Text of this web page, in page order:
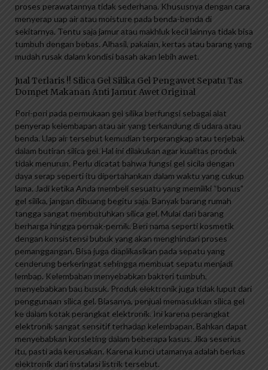
proses perawatannya tidak sederhana. Khususnya dengan cara
menyerap uap air atau moisture pada benda-benda di
sekitarnya. Tentu saja jamur atau makhluk kecil lainnya tidak bisa
tumbuh dengan bebas. Alhasil, pakaian, kertas atau barang yang
mudah rusak dalam kondisi basah akan lebih awet.
Jual Terlaris !! Silica Gel Silika Gel Pengawet Sepatu Tas
Dompet Makanan Anti Jamur Awet Original
Pori-pori pada permukaan gel silika berfungsi sebagai alat
penyerap kelembapan atau air yang terkandung di udara atau
benda. Uap air tersebut kemudian terperangkap atau terjebak
dalam butiran silica gel. Hal ini dilakukan agar kualitas produk
tidak menurun. Perlu dicatat bahwa fungsi gel sicila dengan
daya serap seperti itu dipertahankan dalam waktu yang cukup
lama. Jadi ketika Anda membeli sesuatu yang memiliki “bonus”
gel silika, jangan dibuang begitu saja. Banyak barang rumah
tangga sangat membutuhkan silica gel. Mulai dari barang
berharga hingga pernak-pernik. Beri nama seperti kosmetik
dengan konsistensi bubuk yang akan menghindari proses
pemanggangan. Bisa juga diaplikasikan pada sepatu yang
cenderung berkeringat sehingga membuat sepatu menjadi
lembap. Kelembaban menyebabkan bakteri tumbuh,
menyebabkan bau busuk. Produk elektronik juga tidak luput dari
penggunaan silica gel. Biasanya, penjual memasukkan silica gel
ke dalam kotak perangkat elektronik. Ini karena perangkat
elektronik sangat sensitif terhadap kelembapan. Bahkan dapat
menyebabkan korsleting dalam beberapa kasus. Jika seserius
itu, pasti ada kerusakan. Karena kunci utamanya adalah berkas
elektronik dari instalasi listrik tersebut.